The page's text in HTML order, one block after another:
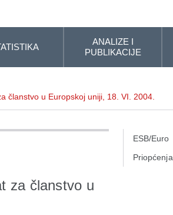
ANALIZE I
PUBLIKACIJE
članstvo u Europskoj uniji, 18. VI. 2004.
za članstvo u
ESB/Euro
Priopćenja